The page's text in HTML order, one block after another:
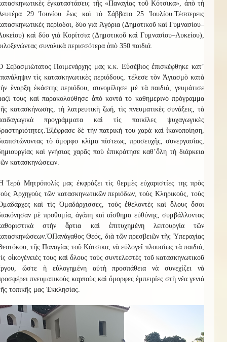
ἐγκαταστάσεις τῆς «Παναγίας τοῦ Κότσικα», ἀπὸ τὴ
29 Ἰουνίου ἕως καὶ τὸ Σάββατο 25 Ἰουλίου.Τέσσερεις
περίοδοι, δύο γιὰ Ἀγόρια (Δημοτικοῦ καὶ Γυμνασίου–
καὶ δύο γιὰ Κορίτσια (Δημοτικοῦ καὶ Γυμνασίου–Λυκείου),
συνολικὰ περισσότερα ἀπὸ 350 παιδιά.
Σεβασμιώτατος Ποιμενάρχης μας κ.κ. Εὐσέβιος ἐπισκέφθηκε κατ’
τὶς κατασκηνωτικὲς περιόδους, τέλεσε τὸν Ἁγιασμὸ κατὰ
ἔναρξη ἑκάστης περιόδου, συνομίλησε μὲ τὰ παιδιά, γευμάτισε
τους καὶ παρακολούθησε ἀπὸ κοντὰ τὸ καθημερινὸ πρόγραμμα
κατασκήνωσης, τὴ λατρευτικὴ ζωή, τὶς πνευματικὲς συνάξεις, τὰ
προγράμματα καὶ τὶς ποικίλες ψυχαγωγικὲς
Ἐξέφρασε δὲ τὴν πατρική του χαρὰ καὶ ἱκανοποίηση,
τὸ ὄμορφο κλίμα πίστεως, προσευχῆς, συνεργασίας,
καὶ γνήσιας χαρᾶς ποὺ ἐπικράτησε καθ’ὅλη τὴ διάρκεια
κατασκηνώσεων.
Ἱερὰ Μητρόπολίς μας ἐκφράζει τὶς θερμὲς εὐχαριστίες της πρὸς
Ἀρχηγοὺς τῶν κατασκηνωτικῶν περιόδων, τοὺς Κληρικούς, τοὺς
καὶ τὶς Ὁμαδάρχισσες, τοὺς ἐθελοντὲς καὶ ὅλους ὅσοι
μὲ προθυμία, ἀγάπη καὶ αἴσθημα εὐθύνης, συμβάλλοντας
στὴν ἄρτια καὶ ἐπιτυχημένη λειτουργία τῶν
ὉΠανάγαθος Θεός, διὰ τῶν πρεσβειῶν τῆς Ὑπεραγίας
τῆς Παναγίας τοῦ Κότσικα, νὰ εὐλογεῖ πλουσίως τὰ παιδιά,
οἰκογένειές τους καὶ ὅλους τοὺς συντελεστὲς τοῦ κατασκηνωτικοῦ
ὥστε ἡ εὐλογημένη αὐτὴ προσπάθεια νὰ συνεχίζει νὰ
πνευματικοὺς καρποὺς καὶ ὄμορφες ἐμπειρίες στὴ νέα γενιά
τοπικῆς μας Ἐκκλησίας.